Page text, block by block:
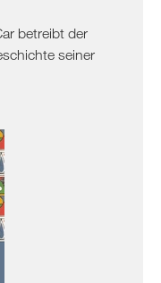
betreibt der
seiner